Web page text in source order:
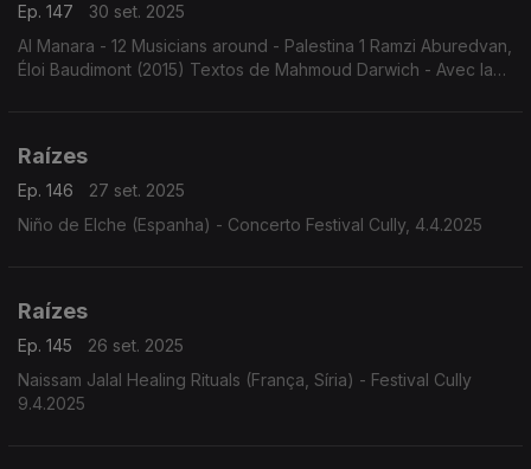
Ep. 147
30 set. 2025
Al Manara - 12 Musicians around - Palestina 1 Ramzi Aburedvan,
Éloi Baudimont (2015) Textos de Mahmoud Darwich - Avec la
Raízes
Ep. 146
27 set. 2025
Niño de Elche (Espanha) - Concerto Festival Cully, 4.4.2025
Raízes
Ep. 145
26 set. 2025
Naissam Jalal Healing Rituals (França, Síria) - Festival Cully
9.4.2025